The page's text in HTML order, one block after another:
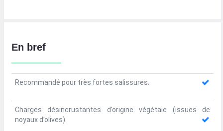
En bref
Recommandé pour très fortes salissures.
Charges désincrustantes d’origine végétale (issues de
noyaux d’olives).